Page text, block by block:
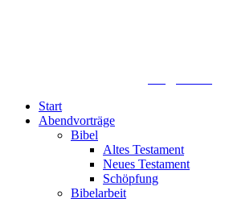
Start
Abendvorträge
Bibel
Altes Testament
Neues Testament
Schöpfung
Bibelarbeit